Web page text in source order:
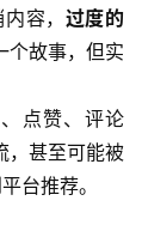
容， 过度的
个故事，但实
点赞、评论
，甚至可能被
台推荐。